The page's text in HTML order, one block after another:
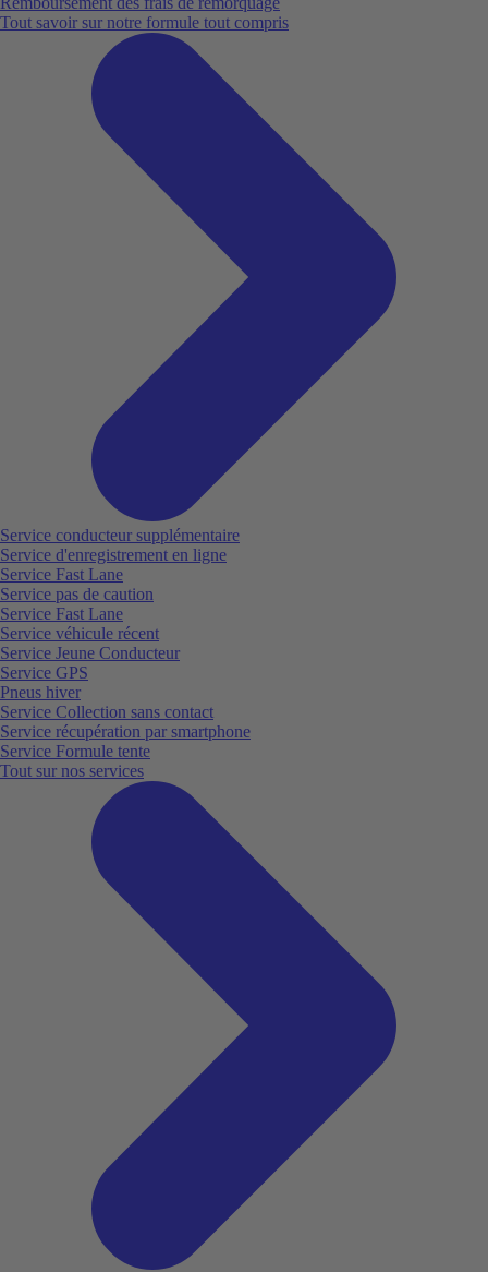
Tout savoir sur notre formule tout compris
Service conducteur supplémentaire
Service d'enregistrement en ligne
Service Fast Lane
Service pas de caution
Service Fast Lane
Service véhicule récent
Service Jeune Conducteur
Service GPS
Pneus hiver
Service Collection sans contact
Service récupération par smartphone
Service Formule tente
Tout sur nos services